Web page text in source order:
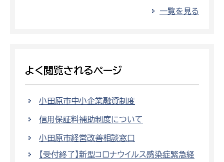
一覧を見る
よく閲覧されるページ
小田原市中小企業融資制度
信用保証料補助制度について
小田原市経営改善相談窓口
【受付終了】新型コロナウイルス感染症緊急経